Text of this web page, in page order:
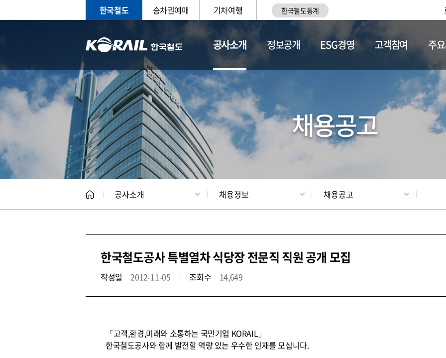
한국철도 승차권예매 기차여행 한국철도통계
공사소개
CEO 일반현황 채용정보
정보공개 ESG경영 고객참여 주
채용공고
공사소개 채용정보 채용공고
한국철도공사 특별열차 식당장 전문직 직원 공개 모집
작성일 2012-11-05 조회수 14,649
「고객,환경,미래와 소통하는 국민기업 KORAIL」
한국철도공사와 함께 발전할 역량 있는 우수한 인재를 모십니다.